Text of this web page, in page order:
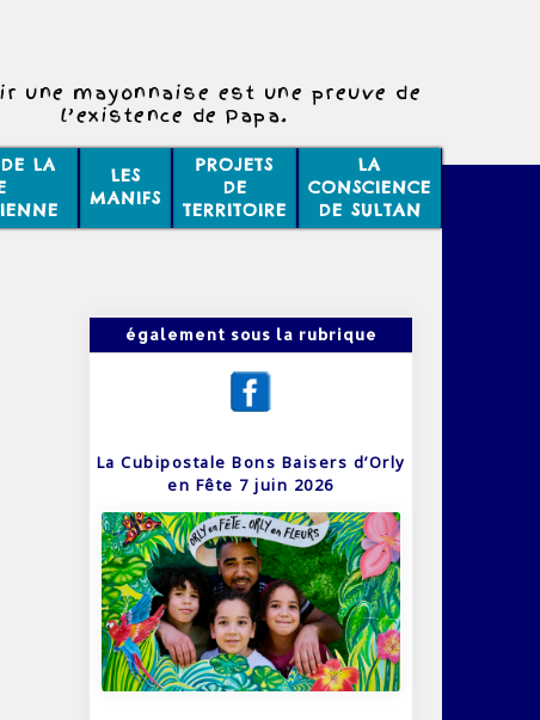
une mayonnaise est une preuve de
l’existence de Papa.
LA
LES
MANIFS
PROJETS
DE
TERRITOIRE
LA
CONSCIENCE
DE SULTAN
également sous la rubrique
La Cubipostale Bons Baisers d’Orly
en Fête 7 juin 2026